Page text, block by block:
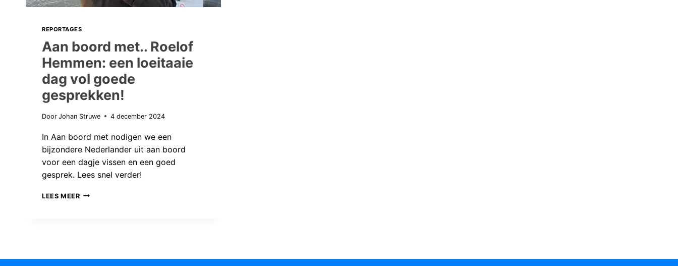
REPORTAGES
Aan boord met.. Roelof
Hemmen: een loeitaaie
dag vol goede
gesprekken!
Door Johan Struwe 4 december 2024
In Aan boord met nodigen we een
bijzondere Nederlander uit aan boord
voor een dagje vissen en een goed
gesprek. Lees snel verder!
LEES MEERAAN
EEN